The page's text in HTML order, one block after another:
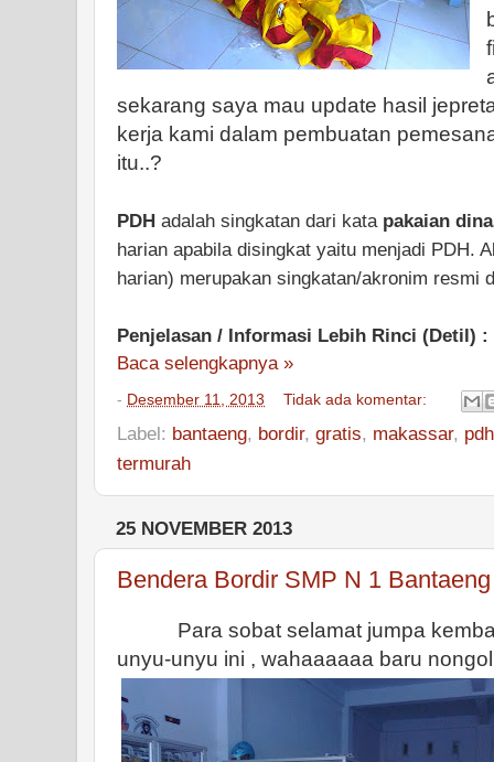
sekarang saya mau update hasil
kerja kami dalam pembuatan
itu..?
PDH adalah singkatan dari kata pakaian
harian apabila disingkat yaitu menjadi PDH.
harian) merupakan singkatan/akronim resmi
Penjelasan / Informasi Lebih Rinci (Detil) :
Baca selengkapnya »
- Desember 11, 2013 Tidak ada komentar:
Label: bantaeng, bordir, gratis, makassar, pdh
termurah
25 NOVEMBER 2013
Bendera Bordir SMP N 1 Bantaeng
Para sobat selamat jumpa
unyu-unyu ini , wahaaaaaa baru